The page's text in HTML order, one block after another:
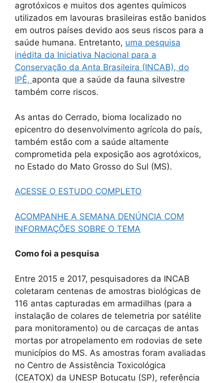
agrotóxicos e muitos dos agentes químicos
utilizados em lavouras brasileiras estão banidos
em outros países devido aos seus riscos para a
saúde humana. Entretanto, uma pesquisa
inédita da Iniciativa Nacional para a
Conservação da Anta Brasileira (INCAB), do
IPÊ, aponta que a saúde da fauna silvestre
também corre riscos.
As antas do Cerrado, bioma localizado no
epicentro do desenvolvimento agrícola do país,
também estão com a saúde altamente
comprometida pela exposição aos agrotóxicos,
no Estado do Mato Grosso do Sul (MS).
ACESSE O ESTUDO COMPLETO
ACOMPANHE A SEMANA DENÚNCIA COM
INFORMAÇÕES SOBRE O TEMA
Como foi a pesquisa
Entre 2015 e 2017, pesquisadores da INCAB
coletaram centenas de amostras biológicas de
116 antas capturadas em armadilhas (para a
instalação de colares de telemetria por satélite
para monitoramento) ou de carcaças de antas
mortas por atropelamento em rodovias de sete
municípios do MS. As amostras foram avaliadas
no Centro de Assistência Toxicológica
(CEATOX) da UNESP Botucatu (SP), referência